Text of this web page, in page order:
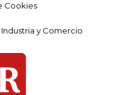
Cookies
y Comercio